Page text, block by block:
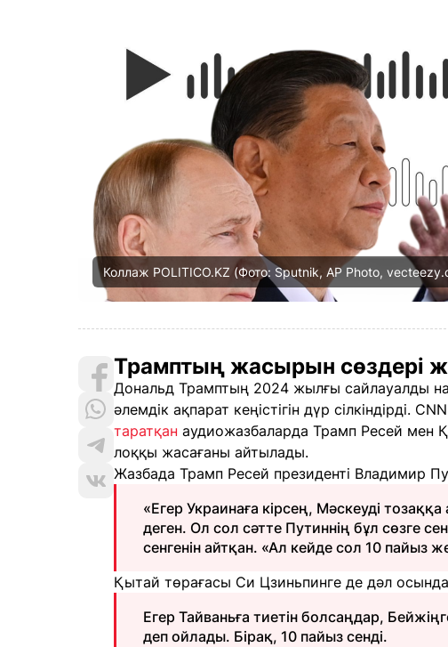
Коллаж POLITICO.KZ (Фото: Sputnik, AP Photo,
Трамптың жасырын сөздері
Дональд Трамптың 2024 жылғы сайлауалды
әлемдік ақпарат кеңістігін дүр сілкіндірді.
таратқан аудиожазбаларда Трамп Ресей
лоққы жасағаны айтылады.
Жазбада Трамп Ресей президенті Владимир
«Егер Украинаға кірсең, Мәскеуді
деген. Ол сол сәтте Путиннің бұл сөзге
сенгенін айтқан. «Ал кейде сол 10 пайыз
Қытай төрағасы Си Цзиньпинге де дәл
Егер Тайваньға тиетін болсаңдар,
деп ойлады. Бірақ, 10 пайыз сенді.